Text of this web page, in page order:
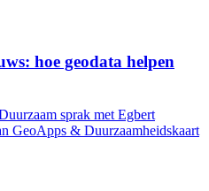
hoe geodata helpen
sprak met Egbert
GeoApps & Duurzaamheidskaart